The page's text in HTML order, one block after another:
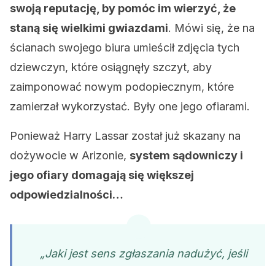
swoją reputację, by pomóc im wierzyć, że
staną się wielkimi gwiazdami. Mówi się, że na
ścianach swojego biura umieścił zdjęcia tych
dziewczyn, które osiągnęły szczyt, aby
zaimponować nowym podopiecznym, które
zamierzał wykorzystać. Były one jego ofiarami.
Ponieważ Harry Lassar został już skazany na
dożywocie w Arizonie, system sądowniczy i
jego ofiary domagają się większej
odpowiedzialności…
„Jaki jest sens zgłaszania nadużyć, jeśli